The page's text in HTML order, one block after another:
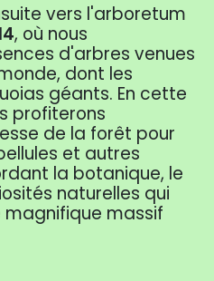
vers l'arboretum
, où nous
d'arbres venues
dont les
géants. En cette
profiterons
de la forêt pour
et autres
la botanique, le
naturelles qui
massif